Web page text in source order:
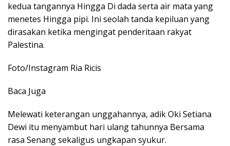
kedua tangannya Hingga Di dada serta air mata yang
menetes Hingga pipi. Ini seolah tanda kepiluan yang
dirasakan ketika mengingat penderitaan rakyat
Palestina.
Foto/Instagram Ria Ricis
Baca Juga
Melewati keterangan unggahannya, adik Oki Setiana
Dewi itu menyambut hari ulang tahunnya Bersama
rasa Senang sekaligus ungkapan syukur.